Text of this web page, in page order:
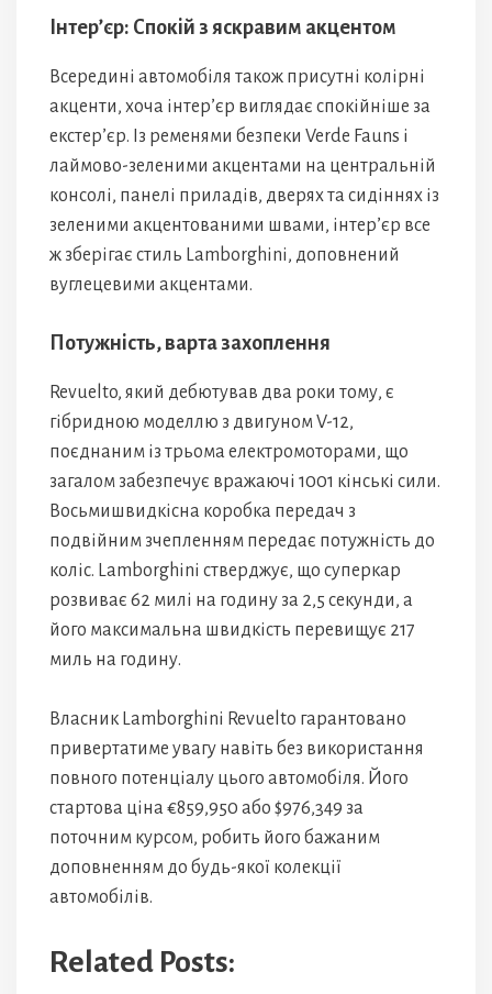
Інтер’єр: Спокій з яскравим акцентом
Всередині автомобіля також присутні колірні
акценти, хоча інтер’єр виглядає спокійніше за
екстер’єр. Із ременями безпеки Verde Fauns і
лаймово-зеленими акцентами на центральній
консолі, панелі приладів, дверях та сидіннях із
зеленими акцентованими швами, інтер’єр все
ж зберігає стиль Lamborghini, доповнений
вуглецевими акцентами.
Потужність, варта захоплення
Revuelto, який дебютував два роки тому, є
гібридною моделлю з двигуном V-12,
поєднаним із трьома електромоторами, що
загалом забезпечує вражаючі 1001 кінські сили.
Восьмишвидкісна коробка передач з
подвійним зчепленням передає потужність до
коліс. Lamborghini стверджує, що суперкар
розвиває 62 милі на годину за 2,5 секунди, а
його максимальна швидкість перевищує 217
миль на годину.
Власник Lamborghini Revuelto гарантовано
привертатиме увагу навіть без використання
повного потенціалу цього автомобіля. Його
стартова ціна €859,950 або $976,349 за
поточним курсом, робить його бажаним
доповненням до будь-якої колекції
автомобілів.
Related Posts: